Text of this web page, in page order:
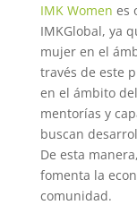
IMK Women es
IMKGlobal, ya
mujer en el
través de este
en el ámbito
mentorías y
buscan
De esta
fomenta la
comunidad.